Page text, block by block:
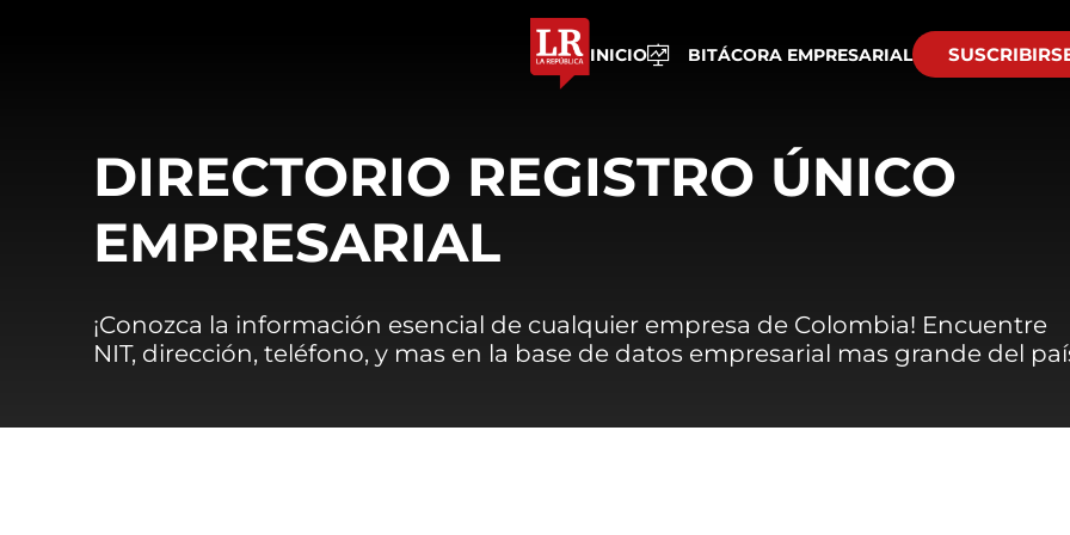
INICIO BITÁCORA EMPRESARIAL
DIRECTORIO REGISTRO ÚNICO
EMPRESARIAL
¡Conozca la información esencial de cualquier empresa de Colombia! Encuentre
NIT, dirección, teléfono, y mas en la base de datos empresarial mas grande del